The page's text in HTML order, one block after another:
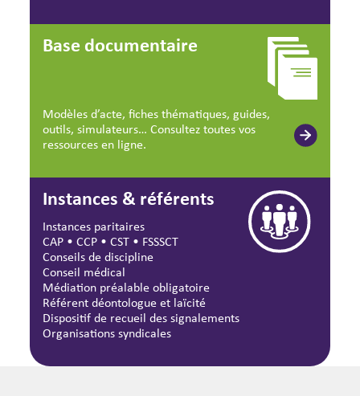
Base documentaire
Modèles d’acte, fiches thématiques, guides,
outils, simulateurs… Consultez toutes vos
ressources en ligne.
Instances & référents
Instances paritaires
CAP •CCP •CST • FSSSCT
Conseils de discipline
Conseil médical
Médiation préalable obligatoire
Référent déontologue et laïcité
Dispositif de recueil des signalements
Organisations syndicales